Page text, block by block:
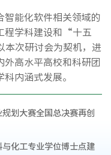
智能化软件相关领域的
程学科建设和“十五
次研讨会为契机，进
高水平高校和科研团
内涵式发展。
划大赛全国总决赛再创
化工专业学位博士点建